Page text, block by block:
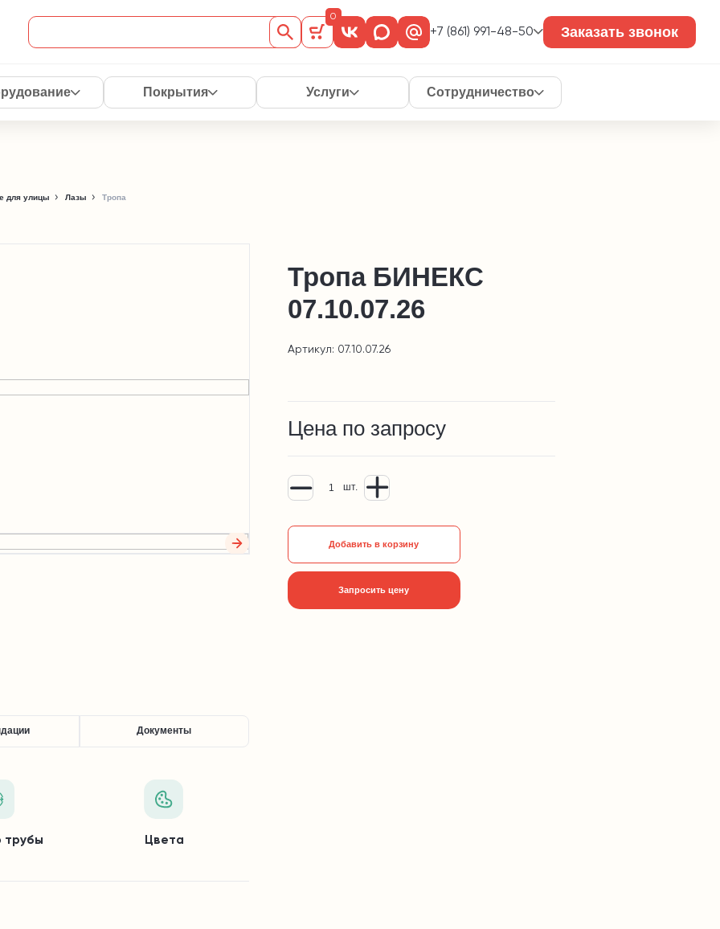
0
+7 (861) 991-48-50 Заказать звонок
Покрытия Услуги Сотрудничество
для улицы Лазы Тропа
Тропа БИНЕКС
07.10.07.26
Артикул: 07.10.07.26
Цена по запросу
шт.
Добавить в корзину
Запросить цену
Документы
трубы Цвета